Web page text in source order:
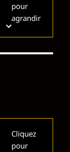
pour
agrandir
Cliquez
pour